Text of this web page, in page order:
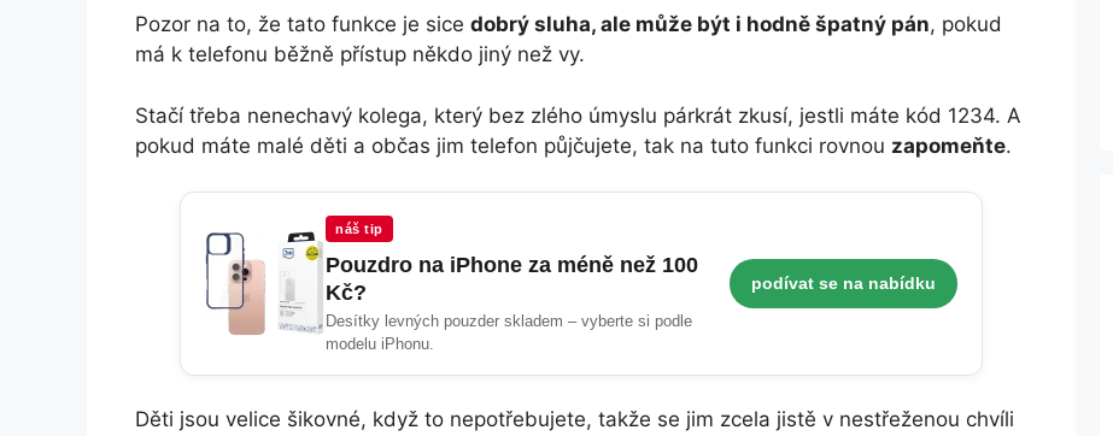
Pozor na to, že tato funkce je sice dobrý sluha, ale může být i hodně špatný pán, pokud
má k telefonu běžně přístup někdo jiný než vy.
Stačí třeba nenechavý kolega, který bez zlého úmyslu párkrát zkusí, jestli máte kód 1234. A
pokud máte malé děti a občas jim telefon půjčujete, tak na tuto funkci rovnou zapomeňte.
náš tip
Pouzdro na iPhone za méně než 100
Kč?
Desítky levných pouzder skladem – vyberte si podle
modelu iPhonu.
podívat se na nabídku
Děti jsou velice šikovné, když to nepotřebujete, takže se jim zcela jistě v nestřeženou chvíli